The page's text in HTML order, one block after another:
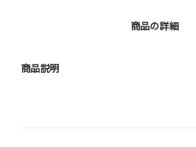
商品の詳細
商品説明